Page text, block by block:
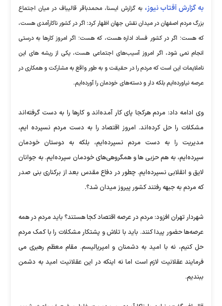
به گزارش آفتاب نیوز، به گزارش ایسنا، محمدباقر قالیباف در میان اجتماع
بزرگ مردم اصفهان در میدان نقش جهان اظهار کرد: اگر در کشور ناکارآمدی هست،
که هست؛ اگر در کشور فساد اداره هست، که هست؛ اگر امروز کارها به درستی
انجام نمی شود، اگر امروز آسیب‌های اجتماعی هست، یکی از ریشه های این
ناملایمات این است که مردم را در حقیقت و به طور واقع به مشارکت و همکاری در
عرصه نیاورده‌ایم بلکه دار و دسته‌های خودمان را آورده‌ایم.
وی ادامه داد: مردم هرکجا پای کار آمده‌اند و کارها را به دست گرفته‌اند
مشکلات را حل کرده‌اند. امروز اقتصاد را به دست مردم نسپرده ایم،
مدیریت را به دست مردم نسپرده‌ایم، بلکه به دوستان خودمان
سپرده‌ایم، به هم حزبی ها و همگروهی‌های خودمان سپرده‌ایم. به جوانان
لایق و انقلابی نسپرده‌ایم. چطور در دفاع مقدس بعد از برکناری بنی صدر
که مردم به جبهه رفتند کشور پیروز میدان شد؟.
شهردار تهران افزود: مردم در عرصه اقتصاد کجا هستند؟ باید مردم در همه
عرصه‌ها حضور پیدا کنند. باید با تلاش و پشتکار مشکلات را با کمک مردم
حل کنیم، نه با امید به دشمنان و امپریالیسم. مقام معظم رهبری می
فرمایند عقلانیت لازم است اما نه اینکه در این عقلانیت امید به دشمن
ببندیم.